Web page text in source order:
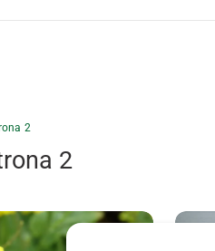
2
2